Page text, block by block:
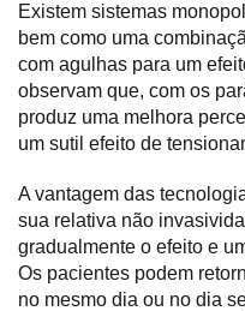
Existem sistemas
bem como uma
com agulhas para um
observam que, com os
produz uma melhora
um sutil efeito de
A vantagem das
sua relativa não
gradualmente o efeito e
Os pacientes podem
no mesmo dia ou no dia